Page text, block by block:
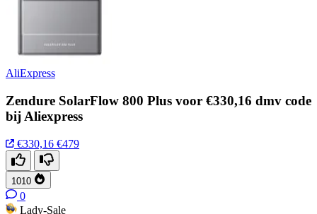
AliExpress
Zendure SolarFlow 800 Plus voor €330,16 dmv code
bij Aliexpress
€330,16 €479
1010
0
Lady-Sale